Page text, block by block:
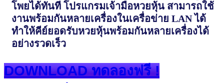
โพยได้ทันที โปรแกรมเจ้ามือหวยหุ้น สามารถใช้
งานพร้อมกันหลายเครื่องในเครื่อข่าย LAN ได้
ทำให้คีย์ยอดรับหวยหุ้นพร้อมกันหลายเครื่องได้
อย่างรวดเร็ว
DOWNLOAD ทดลองฟรี !